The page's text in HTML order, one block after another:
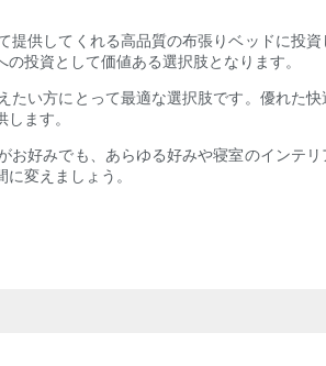
供してくれる高品質の布張りベッドに投
投資として価値ある選択肢となります。
い方にとって最適な選択肢です。優れた
ます。
好みでも、あらゆる好みや寝室のインテ
変えましょう。